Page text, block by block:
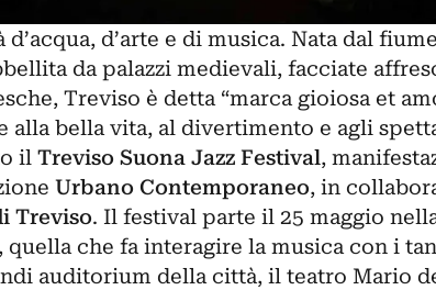
d’arte e di musica. Nata dal
da palazzi medievali, facciate
Treviso è detta “marca gioiosa et
alla bella vita, al divertimento e agli
il Treviso Suona Jazz Festival,
Urbano Contemporaneo, in
Treviso. Il festival parte il 25 maggio
quella che fa interagire la musica con i
auditorium della città, il teatro Mario